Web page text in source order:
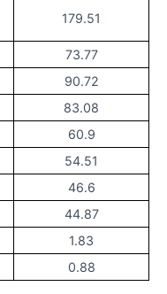
179.51
73.77
90.72
83.08
60.9
54.51
46.6
44.87
1.83
0.88